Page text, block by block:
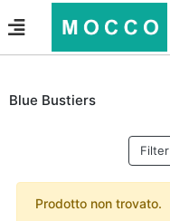
Blue Bustiers
Filter
Prodotto non trovato.